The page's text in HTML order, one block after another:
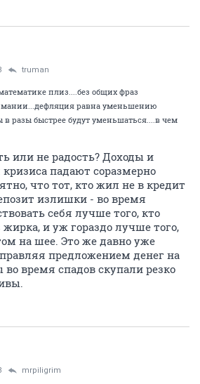
truman
плиз....без общих фраз
равна уменьшению
в разы быстрее будут уменьшаться....в чем
или не радость? Доходы и
падают соразмерно
что тот, кто жил не в кредит
излишки - во время
себя лучше того, кто
и уж гораздо лучше того,
на шее. Это же давно уже
предложением денег на
время спадов скупали резко
mrpiligrim